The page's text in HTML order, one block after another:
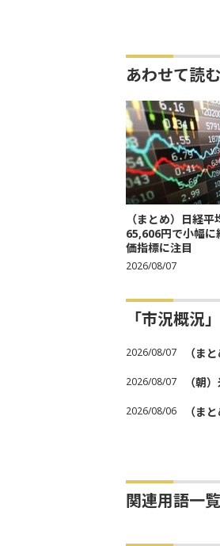
あわせて読む
（まとめ）日経
65,606円で小幅
価指標に注目
2026/08/07
「市況概況
2026/08/07 （ま
2026/08/07 （朝
2026/08/06 （ま
関連用語一覧